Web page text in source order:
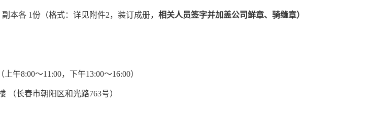
本各 1份（格式：详见附件2，装订成册， 相关人员签字并加盖公司鲜章、骑缝章）
（上午8:00～11:00，下午13:00～16:00）
（长春市朝阳区和光路763号）